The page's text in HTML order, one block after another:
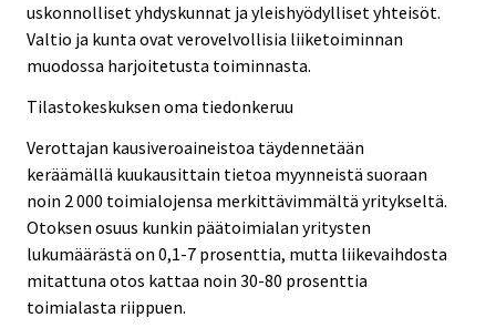
uskonnolliset yhdyskunnat ja yleishyödylliset yhteisöt.
Valtio ja kunta ovat verovelvollisia liiketoiminnan
muodossa harjoitetusta toiminnasta.
Tilastokeskuksen oma tiedonkeruu
Verottajan kausiveroaineistoa täydennetään
keräämällä kuukausittain tietoa myynneistä suoraan
noin 2 000 toimialojensa merkittävimmältä yritykseltä.
Otoksen osuus kunkin päätoimialan yritysten
lukumäärästä on 0,1-7 prosenttia, mutta liikevaihdosta
mitattuna otos kattaa noin 30-80 prosenttia
toimialasta riippuen.